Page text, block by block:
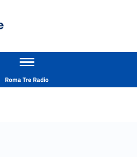
Apri il menu secondario
Roma Tre Radio